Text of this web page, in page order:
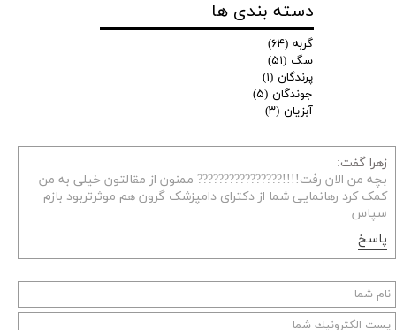
تا لحظه آخر در کنارش هستید.
pawsandmorevet.com.au
wikihow.com
cat-world.com
زهرا گفت:
بچه من الان رفت!!!!???????????????? ممنون از مقالتون خیلی به من
کمک کرد رهانمایی شما از دکترای دامپزشک گرون هم موثرتربود بازم
سپاس
پاسخ
دسته بندی ها
گربه (۶۴)
سگ (۵۱)
پرندگان (۱)
جوندگان (۵)
آبزیان (۳)